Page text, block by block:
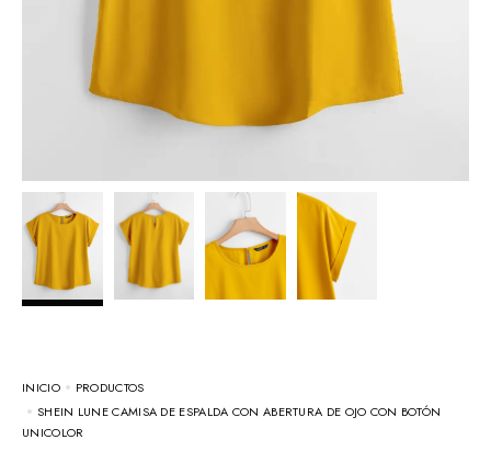
INICIO
PRODUCTOS
SHEIN LUNE CAMISA DE ESPALDA CON ABERTURA DE OJO CON BOTÓN
UNICOLOR